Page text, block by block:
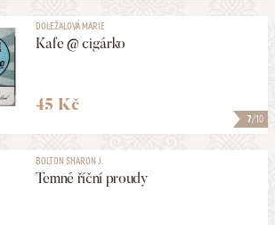
7/10
DOLEŽALOVÁ MARIE
Kafe @ cigárko
45 Kč
BOLTON SHARON J.
Temné říční proudy